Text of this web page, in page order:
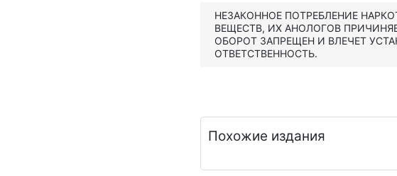
НЕЗАКОННОЕ ПОТРЕБЛЕНИЕ
ВЕЩЕСТВ, ИХ АНОЛОГОВ
ОБОРОТ ЗАПРЕЩЕН И ВЛЕЧЕТ
ОТВЕТСТВЕННОСТЬ.
Похожие издания